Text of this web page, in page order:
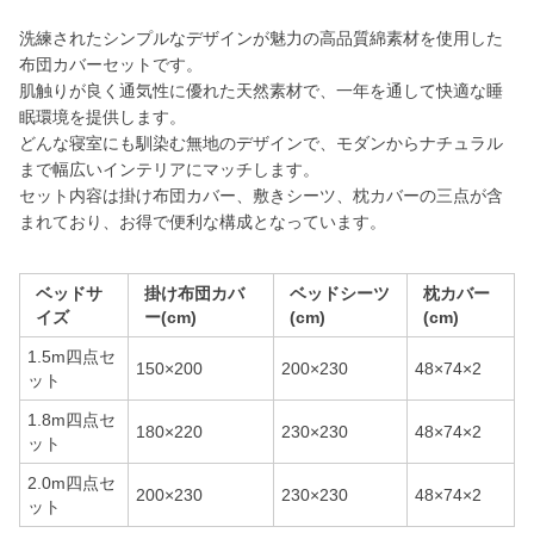
洗練されたシンプルなデザインが魅力の高品質綿素材を使用した
布団カバーセットです。
肌触りが良く通気性に優れた天然素材で、一年を通して快適な睡
眠環境を提供します。
どんな寝室にも馴染む無地のデザインで、モダンからナチュラル
まで幅広いインテリアにマッチします。
セット内容は掛け布団カバー、敷きシーツ、枕カバーの三点が含
まれており、お得で便利な構成となっています。
ベッドサ
イズ
掛け布団カバ
ー(cm)
ベッドシーツ
(cm)
枕カバー
(cm)
1.5m四点セ
ット
150×200 200×230 48×74×2
1.8m四点セ
ット
180×220 230×230 48×74×2
2.0m四点セ
ット
200×230 230×230 48×74×2